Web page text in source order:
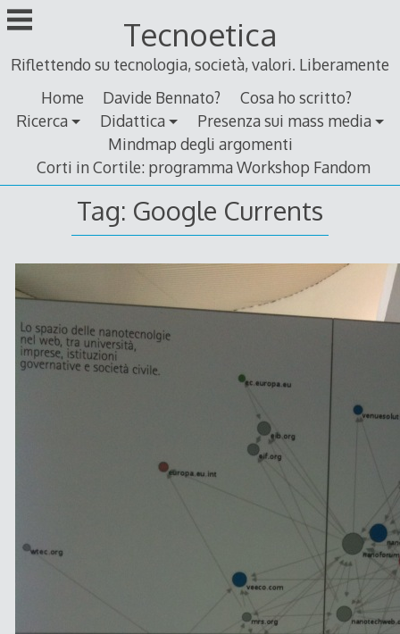
Skip
to
Tecnoetica
Riflettendo su tecnologia, società, valori. Liberamente
Home
Davide Bennato?
Cosa ho scritto?
Ricerca
Didattica
Presenza sui mass media
Mindmap degli argomenti
Corti in Cortile: programma Workshop Fandom
Tag: Google Currents